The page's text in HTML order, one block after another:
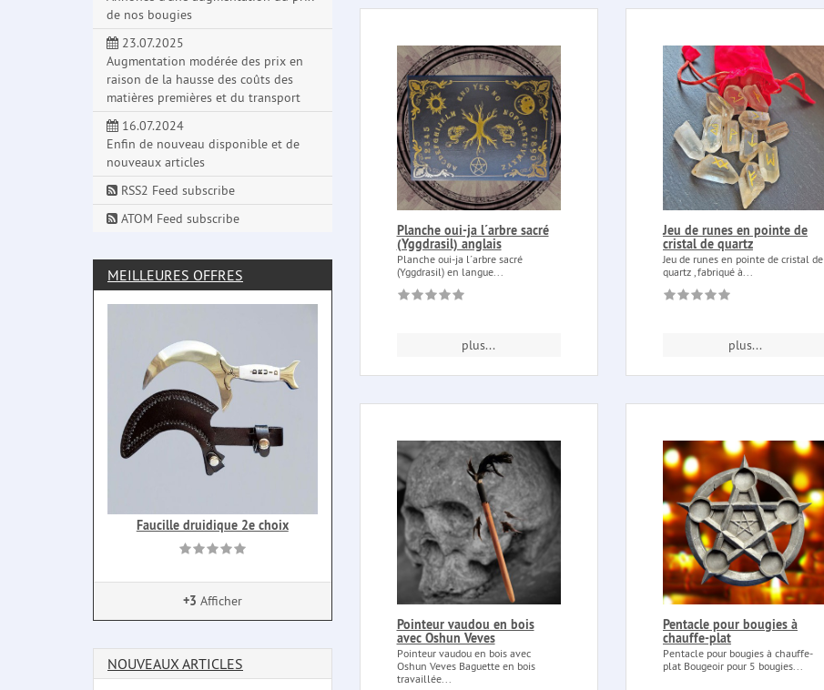
Planche oui-ja l´arbre sacré
(Yggdrasil) anglais
Planche oui-ja l´arbre sacré
(Yggdrasil) en langue...
plus...
Jeu de runes en pointe de
cristal de quartz
Jeu de runes en pointe de cristal de
quartz , fabriqué à...
plus...
Pointeur vaudou en bois
avec Oshun Veves
Pointeur vaudou en bois avec
Oshun Veves Baguette en bois
travaillée...
Pentacle pour bougies à
chauffe-plat
Pentacle pour bougies à chauffe-
plat Bougeoir pour 5 bougies...
de nos bougies
23.07.2025
Augmentation modérée des prix en
raison de la hausse des coûts des
matières premières et du transport
16.07.2024
Enfin de nouveau disponible et de
nouveaux articles
RSS2 Feed subscribe
ATOM Feed subscribe
MEILLEURES OFFRES
Faucille druidique 2e choix
+3 Afficher
NOUVEAUX ARTICLES